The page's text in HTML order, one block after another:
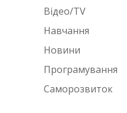
Відео/TV
Навчання
Новини
Програмування
Саморозвиток